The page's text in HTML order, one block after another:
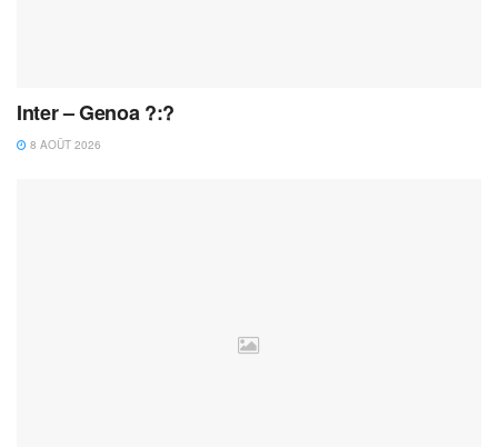
Inter – Genoa ?:?
8 AOÛT 2026